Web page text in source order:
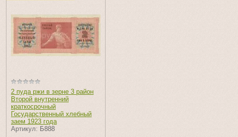
2 пуда ржи в зерне 3 район
Второй внутренний
краткосрочный
Государственный хлебный
заем 1923 года
Артикул: Б888